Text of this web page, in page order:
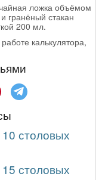
ложка объёмом
гранёный стакан
200 мл.
калькулятора,
столовых
столовых